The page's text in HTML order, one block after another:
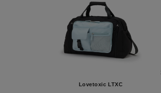
Lovetoxic LTXC